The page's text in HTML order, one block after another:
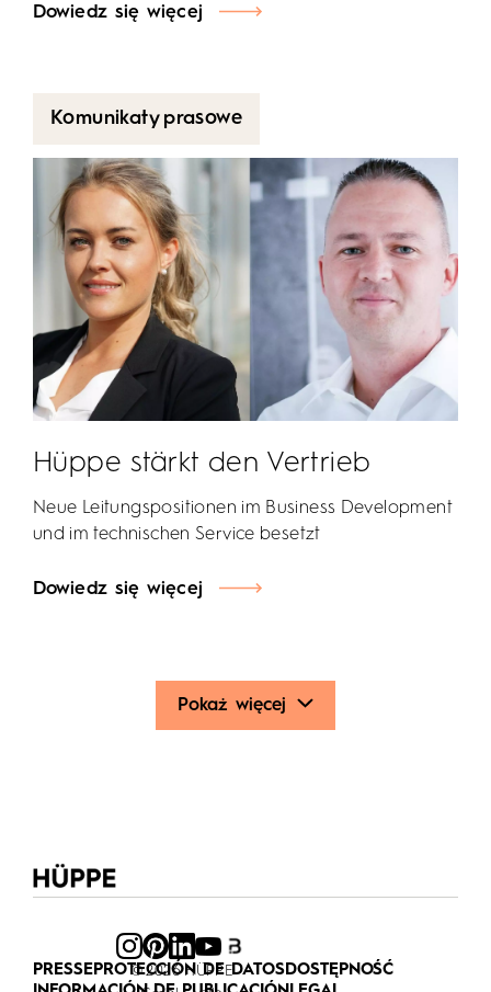
Dowiedz się więcej
Komunikaty prasowe
Hüppe stärkt den Vertrieb
Neue Leitungspositionen im Business Development
und im technischen Service besetzt
Dowiedz się więcej
Pokaż więcej
PRESSEPROTECCIÓN DE DATOSDOSTĘPNOŚĆ
© 2026 HÜPPE